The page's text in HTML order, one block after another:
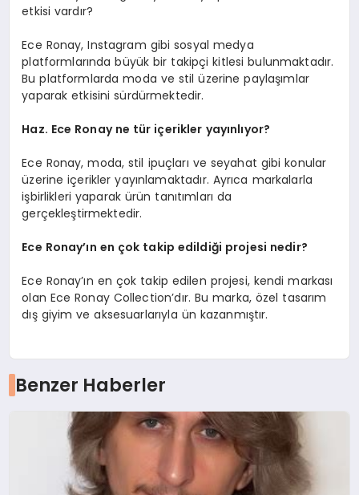
etkisi vardır?
Ece Ronay, Instagram gibi sosyal medya
platformlarında büyük bir takipçi kitlesi bulunmaktadır.
Bu platformlarda moda ve stil üzerine paylaşımlar
yaparak etkisini sürdürmektedir.
Haz. Ece Ronay ne tür içerikler yayınlıyor?
Ece Ronay, moda, stil ipuçları ve seyahat gibi konular
üzerine içerikler yayınlamaktadır. Ayrıca markalarla
işbirlikleri yaparak ürün tanıtımları da
gerçekleştirmektedir.
Ece Ronay’ın en çok takip edildiği projesi nedir?
Ece Ronay’ın en çok takip edilen projesi, kendi markası
olan Ece Ronay Collection’dır. Bu marka, özel tasarım
dış giyim ve aksesuarlarıyla ün kazanmıştır.
Benzer Haberler